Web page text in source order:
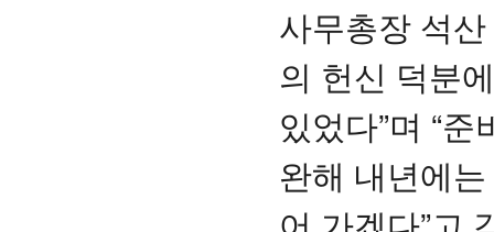
사무총장 석
의 헌신 덕분
있었다”며 “
완해 내년에